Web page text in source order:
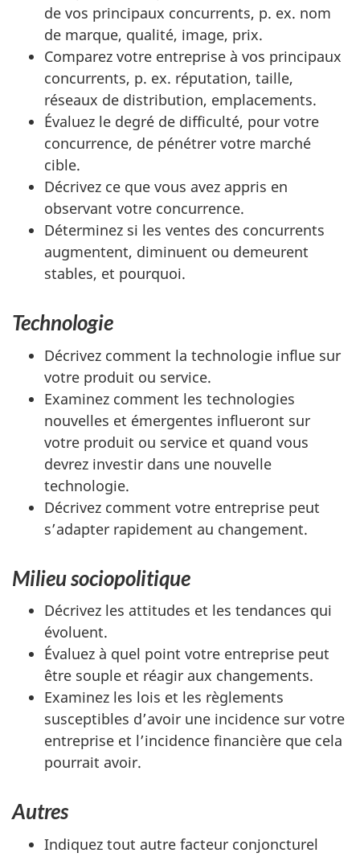
de vos principaux concurrents, p. ex. nom
de marque, qualité, image, prix.
Comparez votre entreprise à vos principaux
concurrents, p. ex. réputation, taille,
réseaux de distribution, emplacements.
Évaluez le degré de difficulté, pour votre
concurrence, de pénétrer votre marché
cible.
Décrivez ce que vous avez appris en
observant votre concurrence.
Déterminez si les ventes des concurrents
augmentent, diminuent ou demeurent
stables, et pourquoi.
Technologie
Décrivez comment la technologie influe sur
votre produit ou service.
Examinez comment les technologies
nouvelles et émergentes influeront sur
votre produit ou service et quand vous
devrez investir dans une nouvelle
technologie.
Décrivez comment votre entreprise peut
s’adapter rapidement au changement.
Milieu sociopolitique
Décrivez les attitudes et les tendances qui
évoluent.
Évaluez à quel point votre entreprise peut
être souple et réagir aux changements.
Examinez les lois et les règlements
susceptibles d’avoir une incidence sur votre
entreprise et l’incidence financière que cela
pourrait avoir.
Autres
Indiquez tout autre facteur conjoncturel